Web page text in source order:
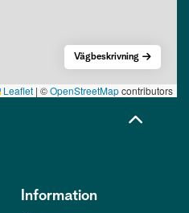
Leaflet | ©OpenStreetMapcontributors
Vägbeskrivning
Information